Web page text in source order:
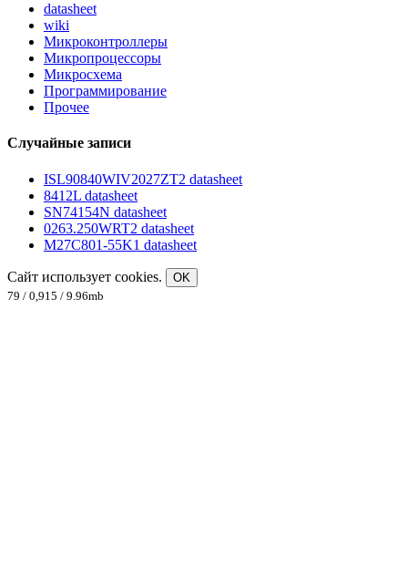
datasheet
wiki
Микроконтроллеры
Микропроцессоры
Микросхема
Программирование
Прочее
Случайные записи
ISL90840WIV2027ZT2 datasheet
8412L datasheet
SN74154N datasheet
0263.250WRT2 datasheet
M27C801-55K1 datasheet
Сайт использует cookies.
OK
79 / 0,915 / 9.96mb